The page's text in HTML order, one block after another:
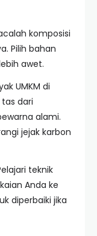
komposisi
Pilih bahan
awet.
UMKM di
dari
alami.
jejak karbon
teknik
Anda ke
diperbaiki jika